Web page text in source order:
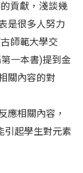
貢獻，淺談幾
是很多人努力
師範大學交
一本書)提到金
關內容的對
應相關內容，
引起學生對元素